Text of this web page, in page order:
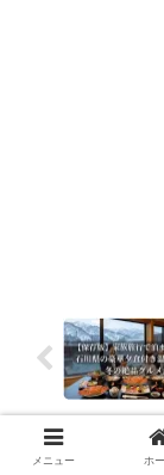
【冬の海鮮旅】愛
選｜伊勢海老・ふ
メニュー ホ